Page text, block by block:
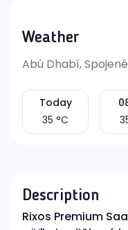
Weather
Abú Dhabí,
Today
35 °C
Description
Rixos Premium